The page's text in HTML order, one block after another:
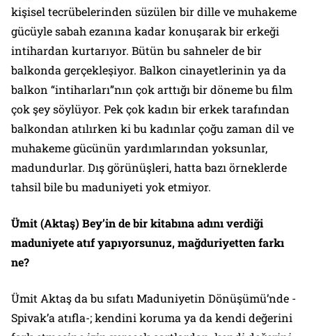
kişisel tecrübelerinden süzülen bir dille ve muhakeme
gücüyle sabah ezanına kadar konuşarak bir erkeği
intihardan kurtarıyor. Bütün bu sahneler de bir
balkonda gerçekleşiyor. Balkon cinayetlerinin ya da
balkon “intiharları”nın çok arttığı bir döneme bu film
çok şey söylüyor. Pek çok kadın bir erkek tarafından
balkondan atılırken ki bu kadınlar çoğu zaman dil ve
muhakeme gücünün yardımlarından yoksunlar,
madundurlar. Dış görünüşleri, hatta bazı örneklerde
tahsil bile bu maduniyeti yok etmiyor.
Ümit (Aktaş) Bey’in de bir kitabına adını verdiği
maduniyete atıf yapıyorsunuz, mağduriyetten farkı
ne?
Ümit Aktaş da bu sıfatı Maduniyetin Dönüşümü’nde -
Spivak’a atıfla-; kendini koruma ya da kendi değerini